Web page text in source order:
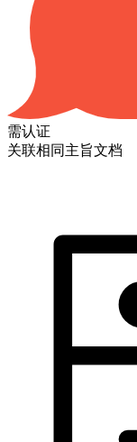
需认证
关联相同主旨文档